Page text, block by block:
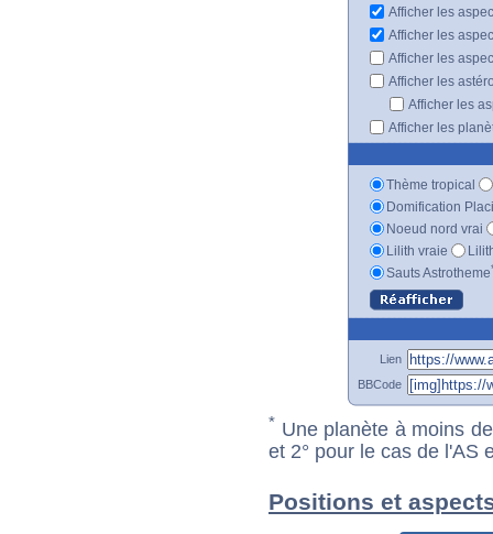
Afficher les
Afficher les
Afficher les
Afficher les
Afficher les
Afficher les
Thème tropical
Domification
Noeud nord vrai
Lilith vraie
Sauts Astrotheme
Lien
BBCode
* Une planète à moins
et 2° pour le cas de l'AS
Positions et